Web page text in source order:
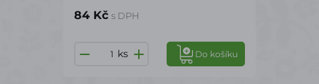
84 Kč s DPH
ks Do košíku